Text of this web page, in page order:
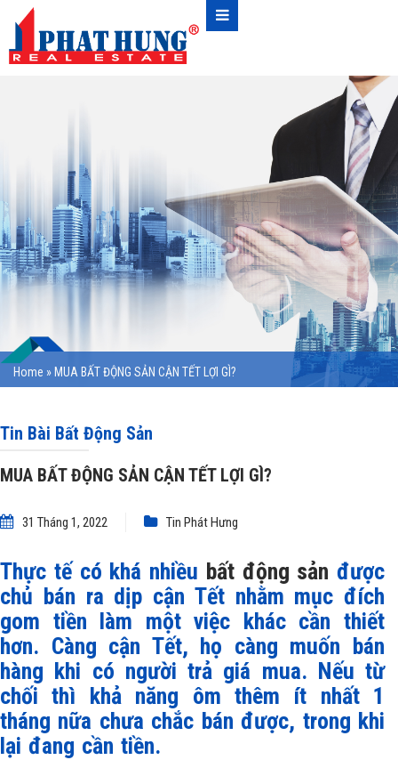
Home » MUA BẤT ĐỘNG SẢN CẬN TẾT LỢI GÌ?
Tin Bài Bất Động Sản
MUA BẤT ĐỘNG SẢN CẬN TẾT LỢI GÌ?
31 Tháng 1, 2022 Tin Phát Hưng
Thực tế có khá nhiều bất động sản được
chủ bán ra dịp cận Tết nhằm mục đích
gom tiền làm một việc khác cần thiết
hơn. Càng cận Tết, họ càng muốn bán
hàng khi có người trả giá mua. Nếu từ
chối thì khả năng ôm thêm ít nhất 1
tháng nữa chưa chắc bán được, trong khi
lại đang cần tiền.